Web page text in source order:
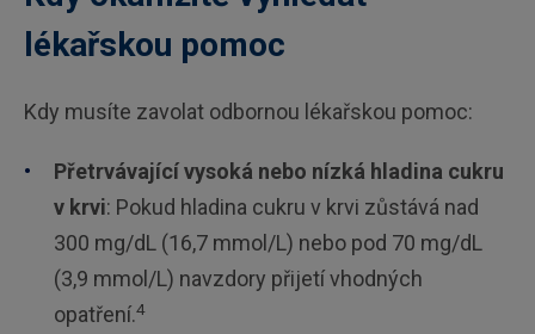
lékařskou pomoc
Kdy musíte zavolat odbornou lékařskou pomoc:
Přetrvávající vysoká nebo nízká hladina cukru
v krvi: Pokud hladina cukru v krvi zůstává nad
300 mg/dL (16,7 mmol/L) nebo pod 70 mg/dL
(3,9 mmol/L) navzdory přijetí vhodných
opatření.4